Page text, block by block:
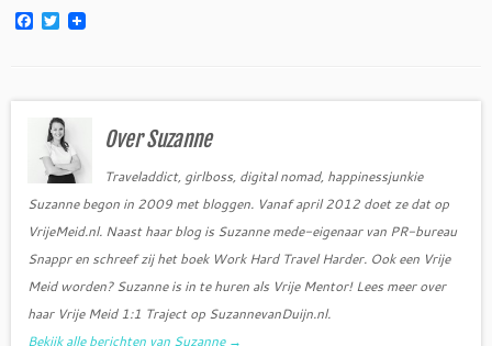
F
o
T
w
e
r
Over Suzanne
Traveladdict, girlboss, digital nomad, happinessjunkie
Suzanne begon in 2009 met bloggen. Vanaf april 2012 doet ze dat op
VrijeMeid.nl. Naast haar blog is Suzanne mede-eigenaar van PR-bureau
Snappr en schreef zij het boek Work Hard Travel Harder. Ook een Vrije
Meid worden? Suzanne is in te huren als Vrije Mentor! Lees meer over
haar Vrije Meid 1:1 Traject op SuzannevanDuijn.nl.
Bekijk alle berichten van Suzanne →